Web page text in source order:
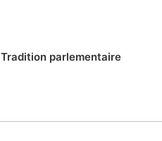
Tradition parlementaire